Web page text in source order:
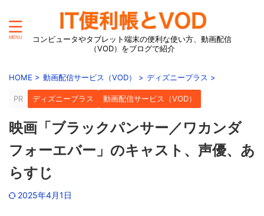
コンピュータやタブレット端末の便利な使い方、動画配信
（VOD）をブログで紹介
HOME > 動画配信サービス（VOD） > ディズニープラス >
PR ディズニープラス 動画配信サービス（VOD）
映画「ブラックパンサー／ワカンダ
フォーエバー」のキャスト、声優、あ
らすじ
2025年4月1日